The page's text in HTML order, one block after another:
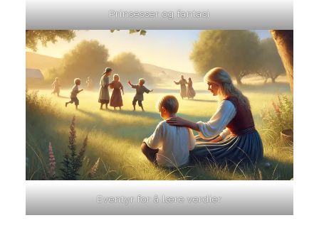
Prinsesser og fantasi
Eventyr for å lære verdier